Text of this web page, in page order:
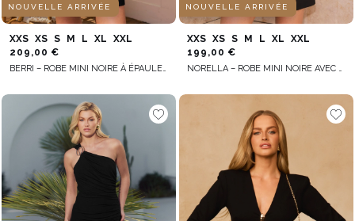
NOUVELLE ARRIVÉE
XXS XS S M L XL
XXL
209,00 €
BERRI – ROBE MINI NOIRE À ÉPAULES DÉNUDÉES
NOUVELLE ARRIVÉE
XXS XS S M L XL
XXL
199,00 €
NORELLA – ROBE MINI NOIRE AVEC POCHES